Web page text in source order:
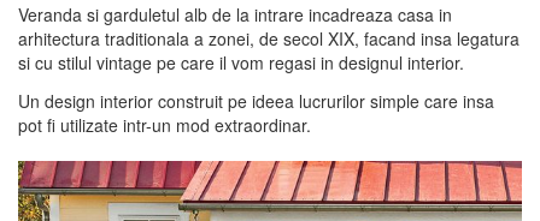
Veranda si garduletul alb de la intrare incadreaza casa in
arhitectura traditionala a zonei, de secol XIX, facand insa legatura
si cu stilul vintage pe care il vom regasi in designul interior.
Un design interior construit pe ideea lucrurilor simple care insa
pot fi utilizate intr-un mod extraordinar.